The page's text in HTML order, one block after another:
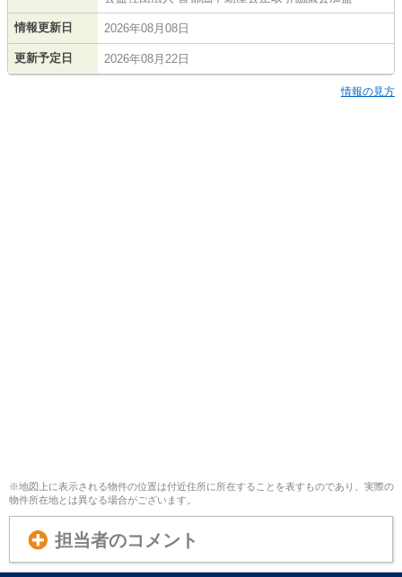
情報更新日 2026年08月08日
更新予定日 2026年08月22日
情報の見方
※地図上に表示される物件の位置は付近住所に所在することを表すものであり、実際の
物件所在地とは異なる場合がございます。
担当者のコメント